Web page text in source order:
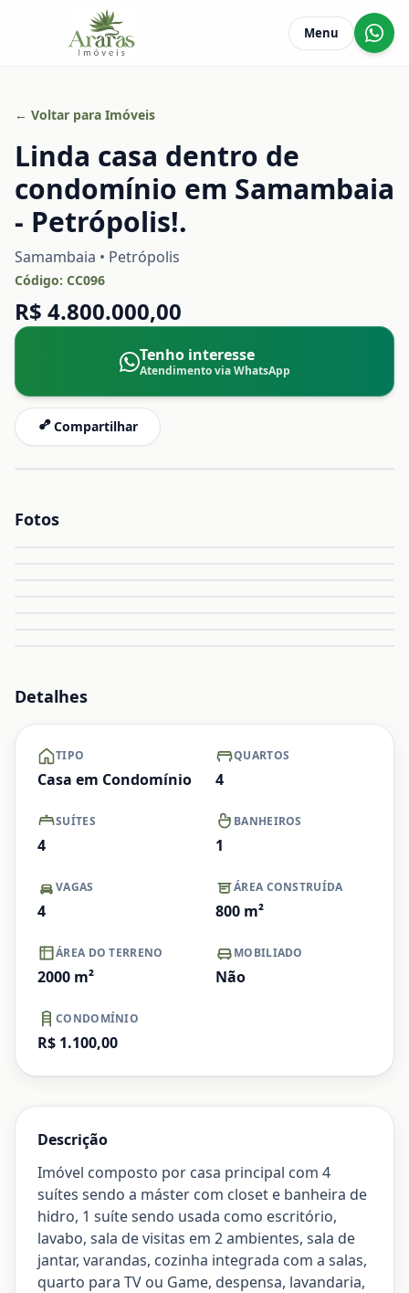
Menu
← Voltar para Imóveis
Linda casa dentro de
condomínio em Samambaia
- Petrópolis!.
Samambaia • Petrópolis
Código: CC096
R$ 4.800.000,00
Tenho interesse
Atendimento via WhatsApp
Compartilhar
Fotos
Detalhes
TIPO
Casa em Condomínio
QUARTOS
4
SUÍTES
4
BANHEIROS
1
VAGAS
4
ÁREA CONSTRUÍDA
800 m²
ÁREA DO TERRENO
2000 m²
MOBILIADO
Não
CONDOMÍNIO
R$ 1.100,00
Descrição
Imóvel composto por casa principal com 4
suítes sendo a máster com closet e banheira de
hidro, 1 suíte sendo usada como escritório,
lavabo, sala de visitas em 2 ambientes, sala de
jantar, varandas, cozinha integrada com a salas,
quarto para TV ou Game, despensa, lavandaria,